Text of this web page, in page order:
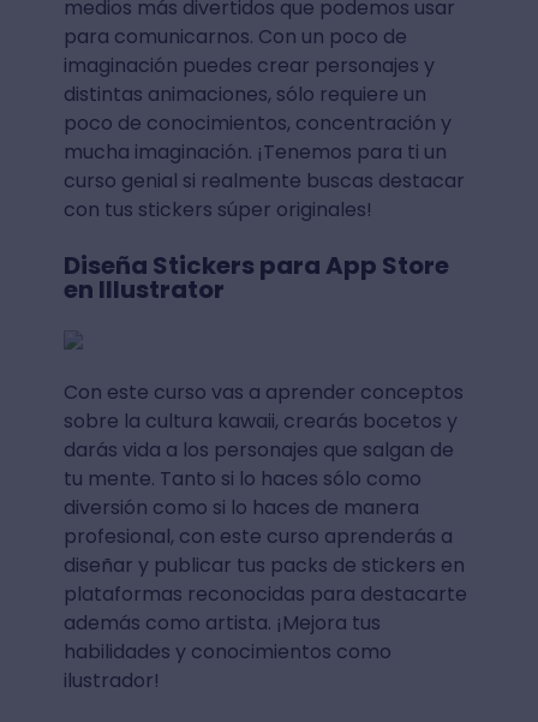
medios más divertidos que podemos usar
para comunicarnos. Con un poco de
imaginación puedes crear personajes y
distintas animaciones, sólo requiere un
poco de conocimientos, concentración y
mucha imaginación. ¡Tenemos para ti un
curso genial si realmente buscas destacar
con tus stickers súper originales!
Diseña Stickers para App Store
en Illustrator
Con este curso vas a aprender conceptos
sobre la cultura kawaii, crearás bocetos y
darás vida a los personajes que salgan de
tu mente. Tanto si lo haces sólo como
diversión como si lo haces de manera
profesional, con este curso aprenderás a
diseñar y publicar tus packs de stickers en
plataformas reconocidas para destacarte
además como artista. ¡Mejora tus
habilidades y conocimientos como
ilustrador!